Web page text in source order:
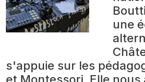
une
s'appuie sur les